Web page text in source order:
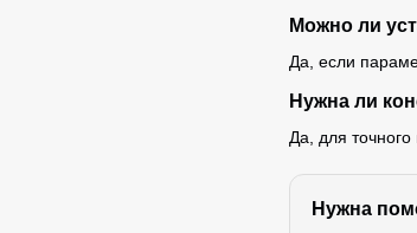
Можно ли
Да, если
Нужна ли
Да, для
Нужна